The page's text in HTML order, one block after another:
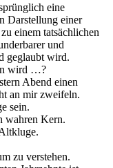
eine
Darstellung einer
einem tatsächlichen
und
geglaubt wird.
wird …?
Abend einen
an mir zweifeln.
sein.
wahren Kern.
zu verstehen.